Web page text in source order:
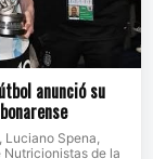
anunció su
Spena,
de la